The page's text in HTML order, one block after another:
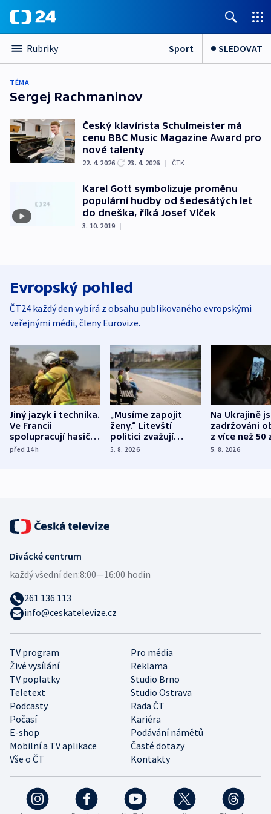
Rubriky Sport SLEDOVAT
TÉMA
Sergej Rachmaninov
Český klavírista Schulmeister má
cenu BBC Music Magazine Award pro
nové talenty
22. 4. 2026 23. 4. 2026 | ČTK
Karel Gott symbolizuje proměnu
populární hudby od šedesátých let
do dneška, říká Josef Vlček
3. 10. 2019 |
Evropský pohled
ČT24 každý den vybírá z obsahu publikovaného evropskými
veřejnými médii, členy Eurovize.
Jiný jazyk i technika.
Ve Francii
spolupracují hasiči z
různých zemí
před 14h
„Musíme zapojit
ženy.“ Litevští
politici zvažují
dohodu o
5. 8. 2026
Na Ukrajině
zadržováni
z více než 50
Bojovali na
5. 8. 2026
TV program
Pro média
Živé vysílání
Reklama
TV poplatky
Studio Brno
Teletext
Studio Ostrava
Podcasty
Rada ČT
Počasí
Kariéra
E-shop
Podávání námětů
Mobilní a TV aplikace
Časté dotazy
Vše o ČT
Kontakty
Divácké centrum
každý všední den:8:00—16:00 hodin
261 136 113
info@ceskatelevize.cz